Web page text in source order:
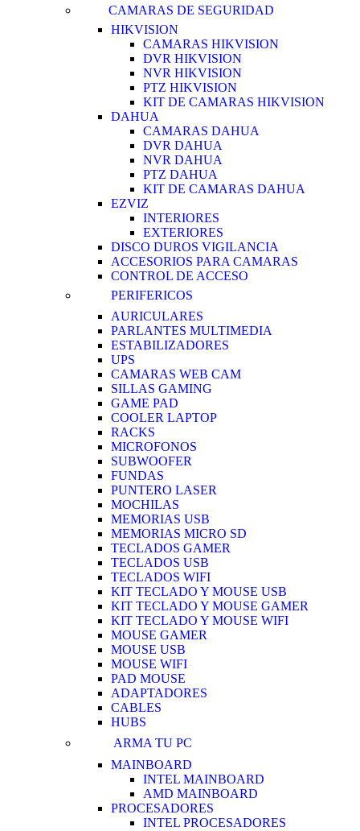
CAMARAS DE SEGURIDAD
HIKVISION
CAMARAS HIKVISION
DVR HIKVISION
NVR HIKVISION
PTZ HIKVISION
KIT DE CAMARAS HIKVISION
DAHUA
CAMARAS DAHUA
DVR DAHUA
NVR DAHUA
PTZ DAHUA
KIT DE CAMARAS DAHUA
EZVIZ
INTERIORES
EXTERIORES
DISCO DUROS VIGILANCIA
ACCESORIOS PARA CAMARAS
CONTROL DE ACCESO
PERIFERICOS
AURICULARES
PARLANTES MULTIMEDIA
ESTABILIZADORES
UPS
CAMARAS WEB CAM
SILLAS GAMING
GAME PAD
COOLER LAPTOP
RACKS
MICROFONOS
SUBWOOFER
FUNDAS
PUNTERO LASER
MOCHILAS
MEMORIAS USB
MEMORIAS MICRO SD
TECLADOS GAMER
TECLADOS USB
TECLADOS WIFI
KIT TECLADO Y MOUSE USB
KIT TECLADO Y MOUSE GAMER
KIT TECLADO Y MOUSE WIFI
MOUSE GAMER
MOUSE USB
MOUSE WIFI
PAD MOUSE
ADAPTADORES
CABLES
HUBS
ARMA TU PC
MAINBOARD
INTEL MAINBOARD
AMD MAINBOARD
PROCESADORES
INTEL PROCESADORES